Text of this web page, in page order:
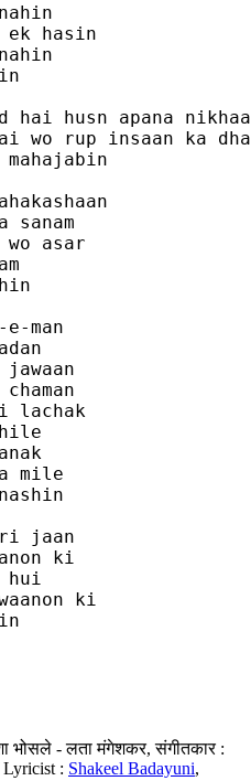
ek hasin
hai husn apana
wo rup insaan ka
sanam
wo asar
man
lachak
mile
jaan
ki
hui
ki
भोसले - लता मंगेशकर, संगीतकार :
Lyricist : Shakeel Badayuni,